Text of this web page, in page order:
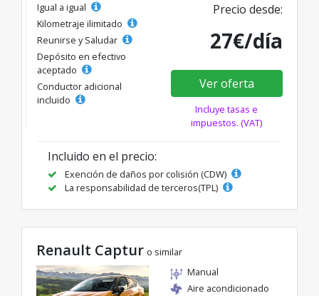
Igual a igual
Kilometraje ilimitado
Reunirse y Saludar
Depósito en efectivo
aceptado
Conductor adicional
incluido
Precio desde:
27€/día
Ver oferta
Incluye tasas e
impuestos. (VAT)
Incluido en el precio:
Exención de daños por colisión (CDW)
La responsabilidad de terceros(TPL)
Renault Captur o similar
Manual
Aire acondicionado